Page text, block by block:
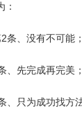
：
条、没有不可能
、先完成再完美
、只为成功找方